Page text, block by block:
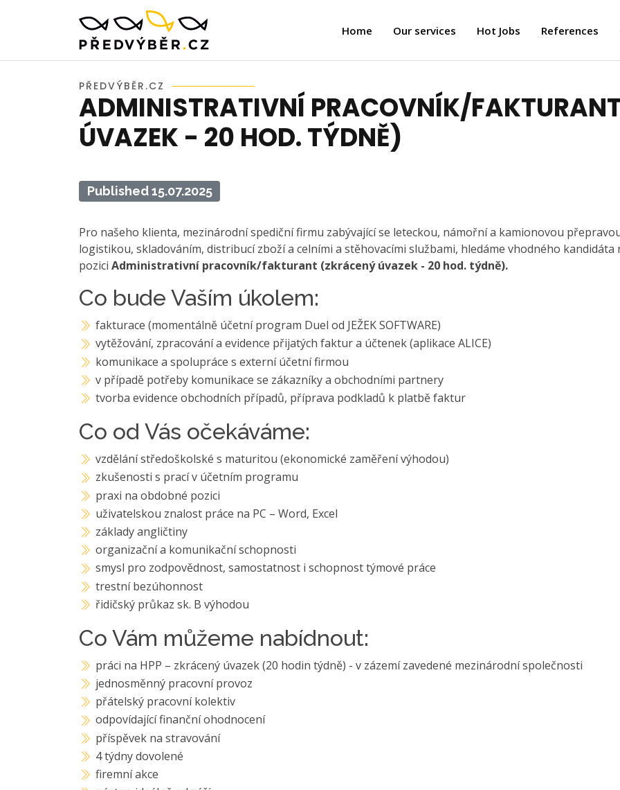
Home Our services Hot Jobs References
PŘEDVÝBĚR.CZ
ADMINISTRATIVNÍ PRACOVNÍK/
ÚVAZEK - 20 HOD. TÝDNĚ)
Published 15.07.2025
Pro našeho klienta, mezinárodní spediční firmu zabývající se leteckou, námořní a kamionovou
logistikou, skladováním, distribucí zboží a celními a stěhovacími službami, hledáme vhodného kandidáta
pozici Administrativní pracovník/fakturant (zkrácený úvazek - 20 hod. týdně).
Co bude Vaším úkolem:
fakturace (momentálně účetní program Duel od JEŽEK SOFTWARE)
vytěžování, zpracování a evidence přijatých faktur a účtenek (aplikace ALICE)
komunikace a spolupráce s externí účetní firmou
v případě potřeby komunikace se zákazníky a obchodními partnery
tvorba evidence obchodních případů, příprava podkladů k platbě faktur
Co od Vás očekáváme:
vzdělání středoškolské s maturitou (ekonomické zaměření výhodou)
zkušenosti s prací v účetním programu
praxi na obdobné pozici
uživatelskou znalost práce na PC – Word, Excel
základy angličtiny
organizační a komunikační schopnosti
smysl pro zodpovědnost, samostatnost i schopnost týmové práce
trestní bezúhonnost
řidičský průkaz sk. B výhodou
Co Vám můžeme nabídnout:
práci na HPP – zkrácený úvazek (20 hodin týdně) - v zázemí zavedené mezinárodní společnosti
jednosměnný pracovní provoz
přátelský pracovní kolektiv
odpovídající finanční ohodnocení
příspěvek na stravování
4 týdny dovolené
firemní akce